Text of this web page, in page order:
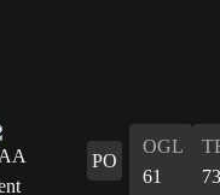
PO
OGL
61
73